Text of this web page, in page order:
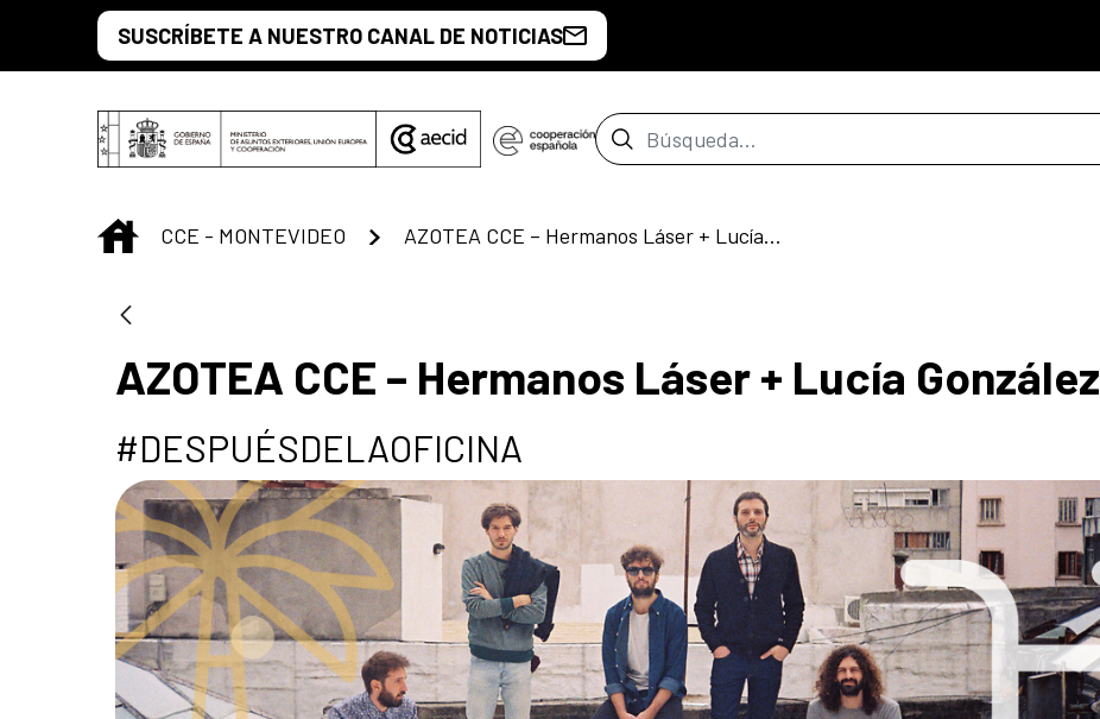
Saltar al contenido principal
SUSCRÍBETE A NUESTRO CANAL DE NOTICIAS
Barra de búsqueda
INICIO
CCE - MONTEVIDEO AZOTEA CCE – Hermanos Láser + Lucía González
AZOTEA CCE – Hermanos Láser + Lucía González
#DESPUÉSDELAOFICINA